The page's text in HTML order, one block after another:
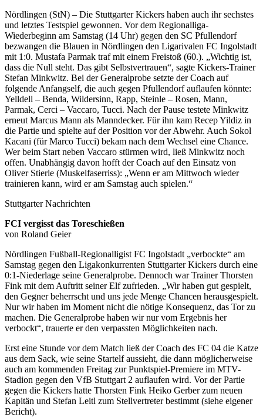
Nördlingen (StN) – Die Stuttgarter Kickers haben auch ihr sechstes
und letztes Testspiel gewonnen. Vor dem Regionalliga-
Wiederbeginn am Samstag (14 Uhr) gegen den SC Pfullendorf
bezwangen die Blauen in Nördlingen den Ligarivalen FC Ingolstadt
mit 1:0. Mustafa Parmak traf mit einem Freistoß (60.). „Wichtig ist,
dass die Null steht. Das gibt Selbstvertrauen“, sagte Kickers-Trainer
Stefan Minkwitz. Bei der Generalprobe setzte der Coach auf
folgende Anfangself, die auch gegen Pfullendorf auflaufen könnte:
Yelldell – Benda, Wildersinn, Rapp, Steinle – Rosen, Mann,
Parmak, Cerci – Vaccaro, Tucci. Nach der Pause testete Minkwitz
erneut Marcus Mann als Manndecker. Für ihn kam Recep Yildiz in
die Partie und spielte auf der Position vor der Abwehr. Auch Sokol
Kacani (für Marco Tucci) bekam nach dem Wechsel eine Chance.
Wer beim Start neben Vaccaro stürmen wird, ließ Minkwitz noch
offen. Unabhängig davon hofft der Coach auf den Einsatz von
Oliver Stierle (Muskelfaserriss): „Wenn er am Mittwoch wieder
trainieren kann, wird er am Samstag auch spielen.“
Stuttgarter Nachrichten
FCI vergisst das Toreschießen
von Roland Geier
Nördlingen Fußball-Regionalligist FC Ingolstadt „verbockte“ am
Samstag gegen den Ligakonkurrenten Stuttgarter Kickers durch eine
0:1-Niederlage seine Generalprobe. Dennoch war Trainer Thorsten
Fink mit dem Auftritt seiner Elf zufrieden. „Wir haben gut gespielt,
den Gegner beherrscht und uns jede Menge Chancen herausgespielt.
Nur wir haben im Moment nicht die nötige Konsequenz, das Tor zu
machen. Die Generalprobe haben wir nur vom Ergebnis her
verbockt“, trauerte er den verpassten Möglichkeiten nach.
Erst eine Stunde vor dem Match ließ der Coach des FC 04 die Katze
aus dem Sack, wie seine Startelf aussieht, die dann möglicherweise
auch am kommenden Freitag zur Punktspiel-Premiere im MTV-
Stadion gegen den VfB Stuttgart 2 auflaufen wird. Vor der Partie
gegen die Kickers hatte Thorsten Fink Heiko Gerber zum neuen
Kapitän und Stefan Leitl zum Stellvertreter bestimmt (siehe eigener
Bericht).